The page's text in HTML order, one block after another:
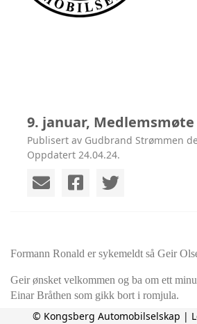
9. januar, Medlemsmøte
Publisert av Gudbrand Strømmen
Oppdatert 24.04.24.
Formann Ronald er sykemeldt så Geir
Geir ønsket velkommen og ba om ett
Einar Bråthen som gikk bort i romjula.
Så var det Helge Stikbakke fra Relektra
© Kongsberg Automobilselskap |